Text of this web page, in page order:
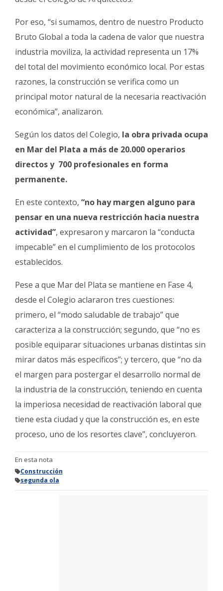
Por eso, “si sumamos, dentro de nuestro Producto
Bruto Global a toda la cadena de valor que nuestra
industria moviliza, la actividad representa un 17%
del total del movimiento económico local. Por estas
razones, la construcción se verifica como un
principal motor natural de la necesaria reactivación
económica”, analizaron.
Según los datos del Colegio, la obra privada ocupa
en Mar del Plata a más de 20.000 operarios
directos y 700 profesionales en forma
permanente.
En este contexto, “no hay margen alguno para
pensar en una nueva restricción hacia nuestra
actividad”, expresaron y marcaron la “conducta
impecable” en el cumplimiento de los protocolos
establecidos.
Pese a que Mar del Plata se mantiene en Fase 4,
desde el Colegio aclararon tres cuestiones:
primero, el “modo saludable de trabajo” que
caracteriza a la construcción; segundo, que “no es
posible equiparar situaciones urbanas distintas sin
mirar datos más específicos”; y tercero, que “no da
el margen para postergar el desarrollo normal de
la industria de la construcción, teniendo en cuenta
la imperiosa necesidad de reactivación laboral que
tiene esta ciudad y que la construcción es, en este
proceso, uno de los resortes clave”, concluyeron.
En esta nota
Construcción
segunda ola